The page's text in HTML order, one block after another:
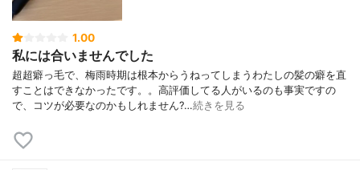
1.00
私には合いませんでした
超超癖っ毛で、梅雨時期は根本からうねってしまうわたしの髪の癖を直
すことはできなかったです。。高評価してる人がいるのも事実ですの
で、コツが必要なのかもしれません?…続きを見る